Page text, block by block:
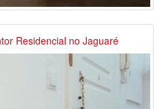
Residencial no Jaguaré